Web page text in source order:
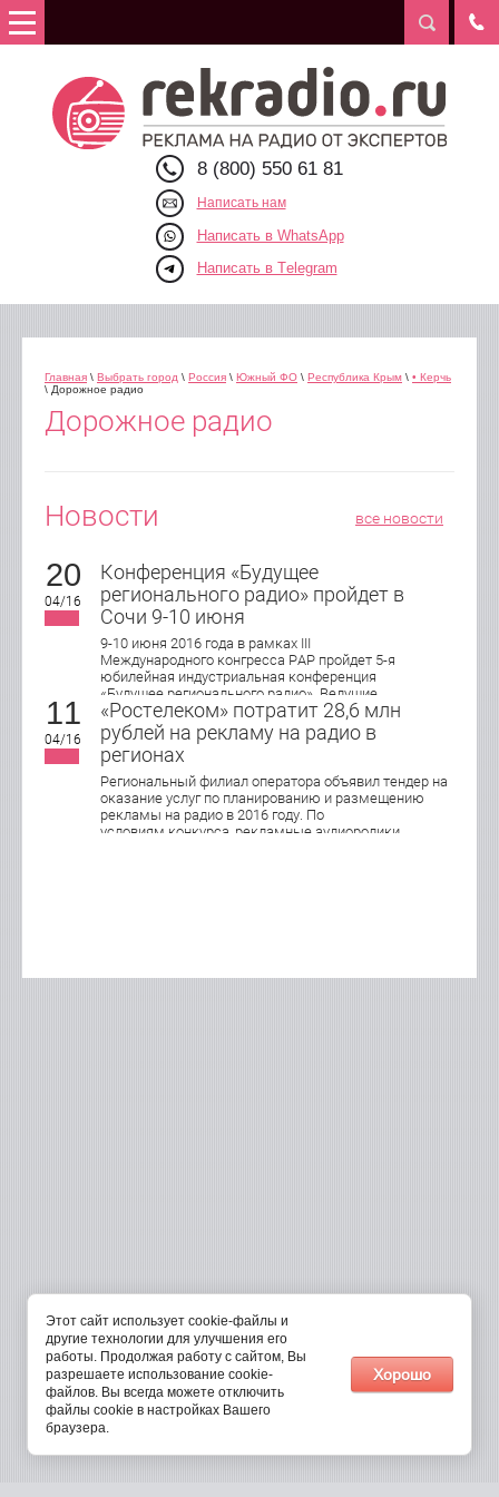
8 (800) 550 61 81
Написать нам
Написать в WhatsApp
Написать в Telegram
Главная \ Выбрать город \ Россия \ Южный ФО \ Республика Крым \ • Керчь
\ Дорожное радио
Дорожное радио
Новости все новости
20
04/16
Конференция «Будущее
регионального радио» пройдет в
Сочи 9-10 июня
9-10 июня 2016 года в рамках III
Международного конгресса РАР пройдет 5-я
юбилейная индустриальная конференция
«Будущее регионального радио». Ведущие
эксперты индустрии обсудят актуальные
подходы в управлении, продажах и маркетинге
локального радио, юридические и
организационные аспекты работы
современной региональной радиостанции.
11
04/16
«Ростелеком» потратит 28,6 млн
рублей на рекламу на радио в
регионах
Региональный филиал оператора объявил тендер на
оказание услуг по планированию и размещению
рекламы на радио в 2016 году. По
условиям конкурса, рекламные аудиоролики
Этот сайт использует cookie-файлы и
другие технологии для улучшения его
работы. Продолжая работу с сайтом, Вы
разрешаете использование cookie-
файлов. Вы всегда можете отключить
файлы cookie в настройках Вашего
браузера.
Хорошо